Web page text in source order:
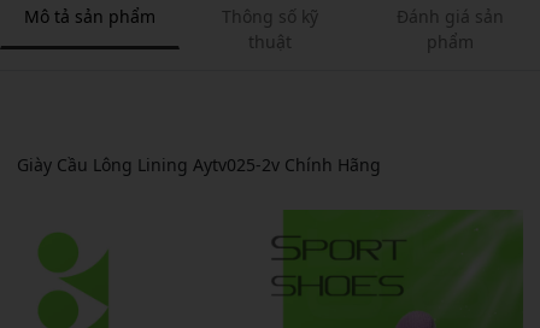
Mô tả sản phẩm
Thông số kỹ
thuật
Đánh giá sản
phẩm
Giày Cầu Lông Lining Aytv025-2v Chính Hãng